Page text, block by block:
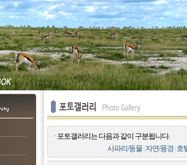
· 포토갤러리는 다음과 같이 구분됩니다.
사파리/동물 자연/풍경 호